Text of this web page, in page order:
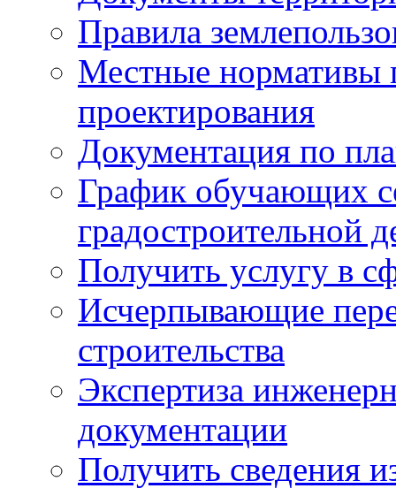
Правила
Местные нормативы
проектирования
Документация по
График обучающих
градостроительной
Получить услугу в
Исчерпывающие
строительства
Экспертиза
документации
Получить сведения